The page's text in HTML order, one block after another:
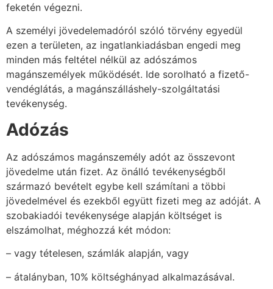
feketén végezni.
A személyi jövedelemadóról szóló törvény egyedül
ezen a területen, az ingatlankiadásban engedi meg
minden más feltétel nélkül az adószámos
magánszemélyek működését. Ide sorolható a fizető-
vendéglátás, a magánszálláshely-szolgáltatási
tevékenység.
Adózás
Az adószámos magánszemély adót az összevont
jövedelme után fizet. Az önálló tevékenységből
származó bevételt egybe kell számítani a többi
jövedelmével és ezekből együtt fizeti meg az adóját. A
szobakiadói tevékenysége alapján költséget is
elszámolhat, méghozzá két módon:
– vagy tételesen, számlák alapján, vagy
– átalányban, 10% költséghányad alkalmazásával.